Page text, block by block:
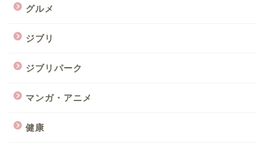
グルメ
ジブリ
ジブリパーク
マンガ・アニメ
健康